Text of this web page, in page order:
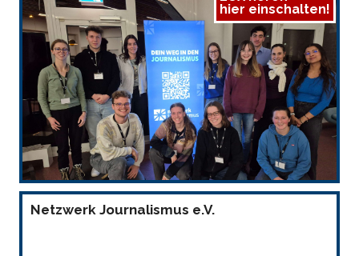
hier einschalten!
Netzwerk Journalismus e.V.